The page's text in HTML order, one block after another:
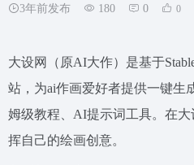
3年前发布 180 0 0
大设网（原AI大作）是基于
站，为ai作画爱好者提供一键生
姆级教程、AI提示词工具。在
挥自己的绘画创意。